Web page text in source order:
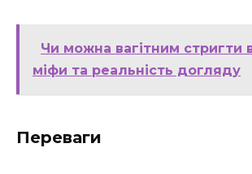
Чи можна вагітним стригти
міфи та реальність догляду
Переваги